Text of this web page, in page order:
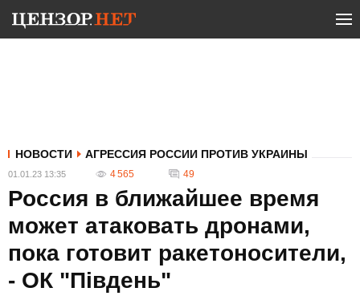
НОВОСТИ АГРЕССИЯ РОССИИ ПРОТИВ УКРАИНЫ
01.01.23 13:35 4 565 49
Россия в ближайшее время
может атаковать дронами,
пока готовит ракетоносители,
- ОК "Південь"